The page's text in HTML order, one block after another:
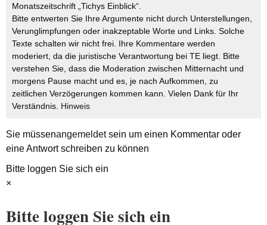
Monatszeitschrift „Tichys Einblick“.
Bitte entwerten Sie Ihre Argumente nicht durch Unterstellungen,
Verunglimpfungen oder inakzeptable Worte und Links. Solche
Texte schalten wir nicht frei. Ihre Kommentare werden
moderiert, da die juristische Verantwortung bei TE liegt. Bitte
verstehen Sie, dass die Moderation zwischen Mitternacht und
morgens Pause macht und es, je nach Aufkommen, zu
zeitlichen Verzögerungen kommen kann. Vielen Dank für Ihr
Verständnis. Hinweis
Sie müssenangemeldetsein um einen Kommentar oder
eine Antwort schreiben zu können
Bitte loggen Sie sich ein
×
Bitte loggen Sie sich ein